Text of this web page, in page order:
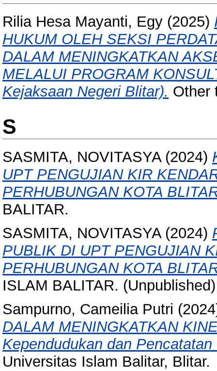
Rilia Hesa Mayanti, Egy (2025)
HUKUM OLEH SEKSI
DALAM MENINGKATKAN
MELALUI PROGRAM
Kejaksaan Negeri Blitar). Other
S
SASMITA, NOVITASYA(2024)
UPT PENGUJIAN KIR
PERHUBUNGAN KOTA
BALITAR.
SASMITA, NOVITASYA(2024)
PUBLIK DI UPT PENGUJIAN
PERHUBUNGAN KOTA
ISLAM BALITAR. (Unpublished)
Sampurno, Cameilia Putri
DALAM MENINGKATKAN
Kependudukan dan
Universitas Islam Balitar, Blitar.